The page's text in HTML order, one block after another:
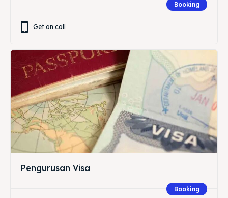
Booking
Get on call
Pengurusan Visa
Booking